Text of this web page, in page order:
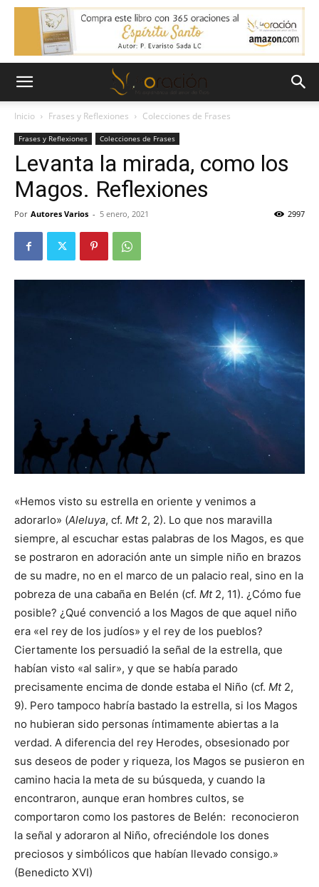
Inicio Frases y Reflexiones Colecciones de Frases
Frases y Reflexiones Colecciones de Frases
Levanta la mirada, como los
Magos. Reflexiones
Por Autores Varios - 5 enero, 2021 2997
«Hemos visto su estrella en oriente y venimos a
adorarlo» (Aleluya, cf. Mt2, 2). Lo que nos maravilla
siempre, al escuchar estas palabras de los Magos, es que
se postraron en adoración ante un simple niño en brazos
de su madre, no en el marco de un palacio real, sino en la
pobreza de una cabaña en Belén (cf. Mt2, 11). ¿Cómo fue
posible? ¿Qué convenció a los Magos de que aquel niño
era «el rey de los judíos» y el rey de los pueblos?
Ciertamente los persuadió la señal de la estrella, que
habían visto «al salir», y que se había parado
precisamente encima de donde estaba el Niño (cf. Mt2,
9). Pero tampoco habría bastado la estrella, si los Magos
no hubieran sido personas íntimamente abiertas a la
verdad. A diferencia del rey Herodes, obsesionado por
sus deseos de poder y riqueza, los Magos se pusieron en
camino hacia la meta de su búsqueda, y cuando la
encontraron, aunque eran hombres cultos, se
comportaron como los pastores de Belén: reconocieron
la señal y adoraron al Niño, ofreciéndole los dones
preciosos y simbólicos que habían llevado consigo.»
(Benedicto XVI)